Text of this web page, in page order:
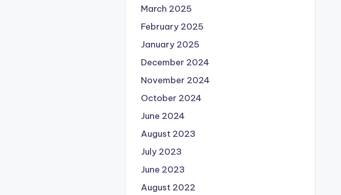
March 2025
February 2025
January 2025
December 2024
November 2024
October 2024
June 2024
August 2023
July 2023
June 2023
August 2022